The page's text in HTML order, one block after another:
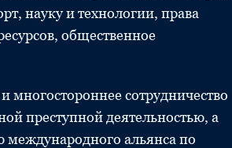
науку и технологии, права
общественное
многостороннее сотрудничество
преступной деятельностью, а
альянса по